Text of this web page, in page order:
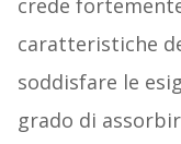
crede
caratteristiche
soddisfare le
grado di